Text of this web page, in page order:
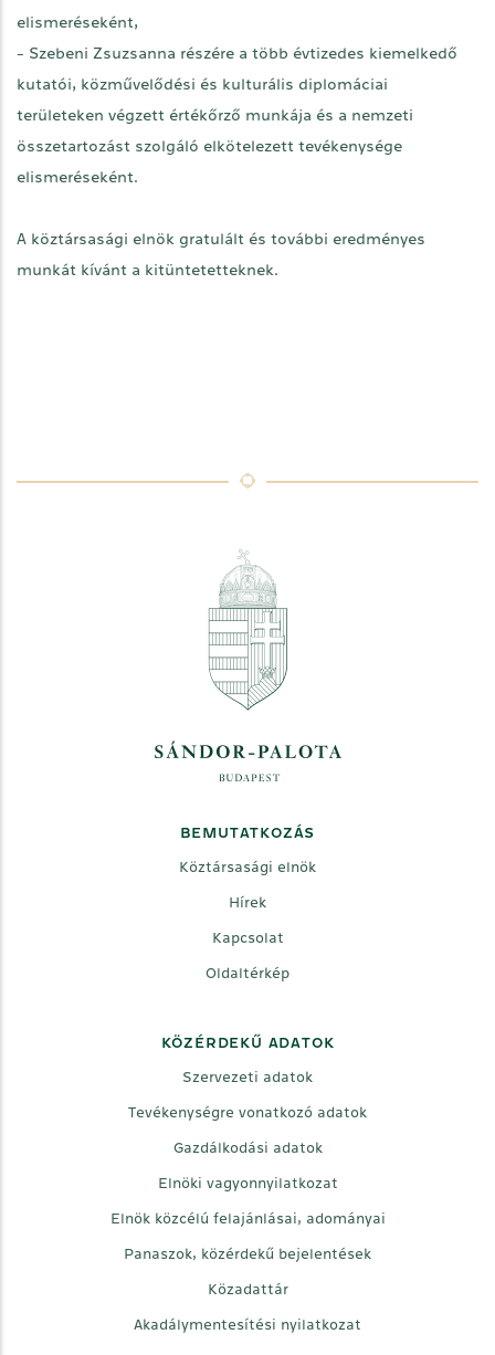
elismeréseként,
- Szebeni Zsuzsanna részére a több évtizedes kiemelkedő
kutatói, közművelődési és kulturális diplomáciai
területeken végzett értékőrző munkája és a nemzeti
összetartozást szolgáló elkötelezett tevékenysége
elismeréseként.
A köztársasági elnök gratulált és további eredményes
munkát kívánt a kitüntetetteknek.
BEMUTATKOZÁS
Köztársasági elnök
Hírek
Kapcsolat
Oldaltérkép
KÖZÉRDEKŰ ADATOK
Szervezeti adatok
Tevékenységre vonatkozó adatok
Gazdálkodási adatok
Elnöki vagyonnyilatkozat
Elnök közcélú felajánlásai, adományai
Panaszok, közérdekű bejelentések
Közadattár
Akadálymentesítési nyilatkozat